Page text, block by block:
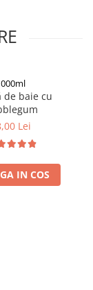
de baie cu
Lei
IN COS